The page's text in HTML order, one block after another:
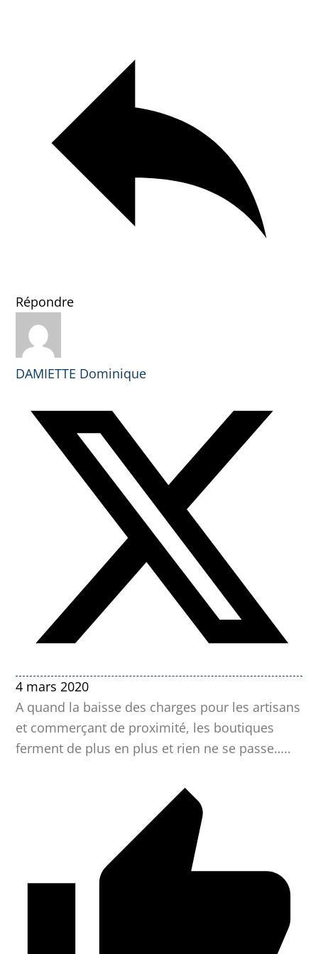
Répondre
DAMIETTE Dominique
4 mars 2020
A quand la baisse des charges pour les artisans
et commerçant de proximité, les boutiques
ferment de plus en plus et rien ne se passe…..